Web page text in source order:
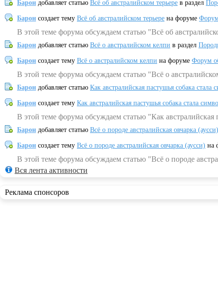
Барон добавляет статью Всё об австралийском терьере в раздел
Барон создает тему Всё об австралийском терьере на форуме
В этой теме форума обсуждаем статью "Всё об
Барон добавляет статью Всё о австралийском келпи в раздел
Барон создает тему Всё о австралийском келпи на форуме Форум
В этой теме форума обсуждаем статью "Всё о
Барон добавляет статью Как австралийская пастушья собака
Барон создает тему Как австралийская пастушья собака стала
В этой теме форума обсуждаем статью "Как
Барон добавляет статью Всё о породе австралийская овчарка (аусси)
Барон создает тему Всё о породе австралийская овчарка (аусси) на
В этой теме форума обсуждаем статью "Всё о породе
Вся лента активности
Реклама спонсоров